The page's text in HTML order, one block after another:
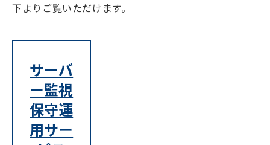
下よりご覧いただけます。
サーバ
ー監視
保守運
用サー